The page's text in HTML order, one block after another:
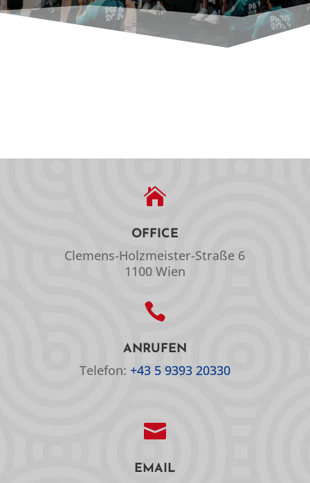

OFFICE
Clemens-Holzmeister-Straße 6
1100 Wien

ANRUFEN
Telefon: +43 5 9393 20330

EMAIL